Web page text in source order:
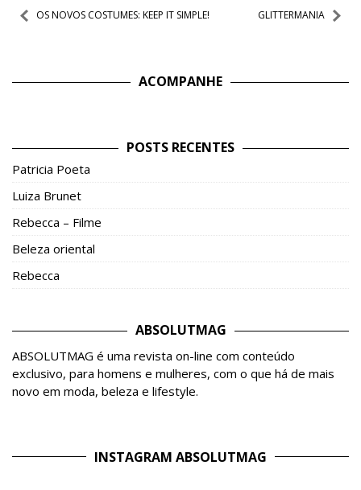
Navegação
OS NOVOS COSTUMES: KEEP IT SIMPLE! GLITTERMANIA
ACOMPANHE
POSTS RECENTES
Patricia Poeta
Luiza Brunet
Rebecca – Filme
Beleza oriental
Rebecca
ABSOLUTMAG
ABSOLUTMAG é uma revista on-line com conteúdo
exclusivo, para homens e mulheres, com o que há de mais
novo em moda, beleza e lifestyle.
INSTAGRAM ABSOLUTMAG